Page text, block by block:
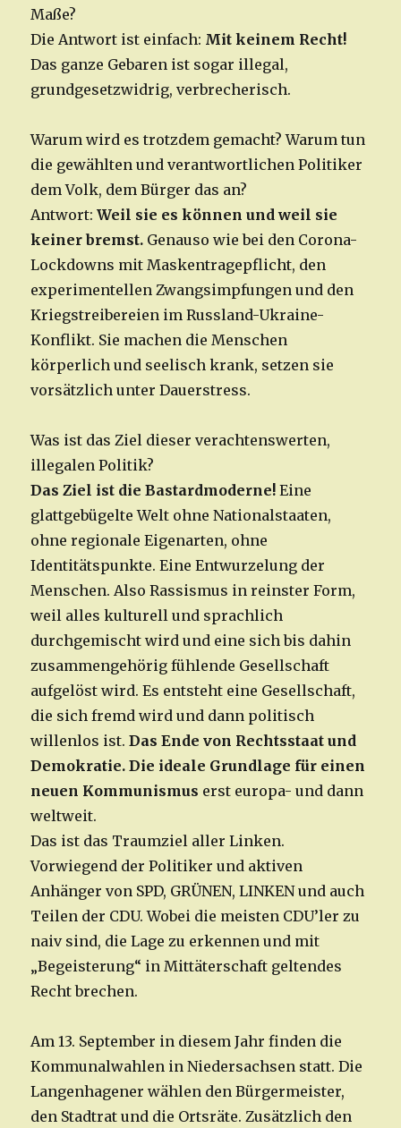
Maße?
Die Antwort ist einfach: Mit keinem Recht!
Das ganze Gebaren ist sogar illegal,
grundgesetzwidrig, verbrecherisch.
Warum wird es trotzdem gemacht? Warum tun
die gewählten und verantwortlichen Politiker
dem Volk, dem Bürger das an?
Antwort:Weil sie es können und weil sie
keiner bremst. Genauso wie bei den Corona-
Lockdowns mit Maskentragepflicht, den
experimentellen Zwangsimpfungen und den
Kriegstreibereien im Russland-Ukraine-
Konflikt. Sie machen die Menschen
körperlich und seelisch krank, setzen sie
vorsätzlich unter Dauerstress.
Was ist das Ziel dieser verachtenswerten,
illegalen Politik?
Das Ziel ist die Bastardmoderne!Eine
glattgebügelte Welt ohne Nationalstaaten,
ohne regionale Eigenarten, ohne
Identitätspunkte. Eine Entwurzelung der
Menschen. Also Rassismus in reinster Form,
weil alles kulturell und sprachlich
durchgemischt wird und eine sich bis dahin
zusammengehörig fühlende Gesellschaft
aufgelöst wird. Es entsteht eine Gesellschaft,
die sich fremd wird und dann politisch
willenlos ist.Das Ende von Rechtsstaat und
Demokratie. Die ideale Grundlage für einen
neuen Kommunismus erst europa- und dann
weltweit.
Das ist das Traumziel aller Linken.
Vorwiegend der Politiker und aktiven
Anhänger von SPD, GRÜNEN, LINKEN und auch
Teilen der CDU. Wobei die meisten CDU’ler zu
naiv sind, die Lage zu erkennen und mit
„Begeisterung“ in Mittäterschaft geltendes
Recht brechen.
Am 13. September in diesem Jahr finden die
Kommunalwahlen in Niedersachsen statt. Die
Langenhagener wählen den Bürgermeister,
den Stadtrat und die Ortsräte. Zusätzlich den